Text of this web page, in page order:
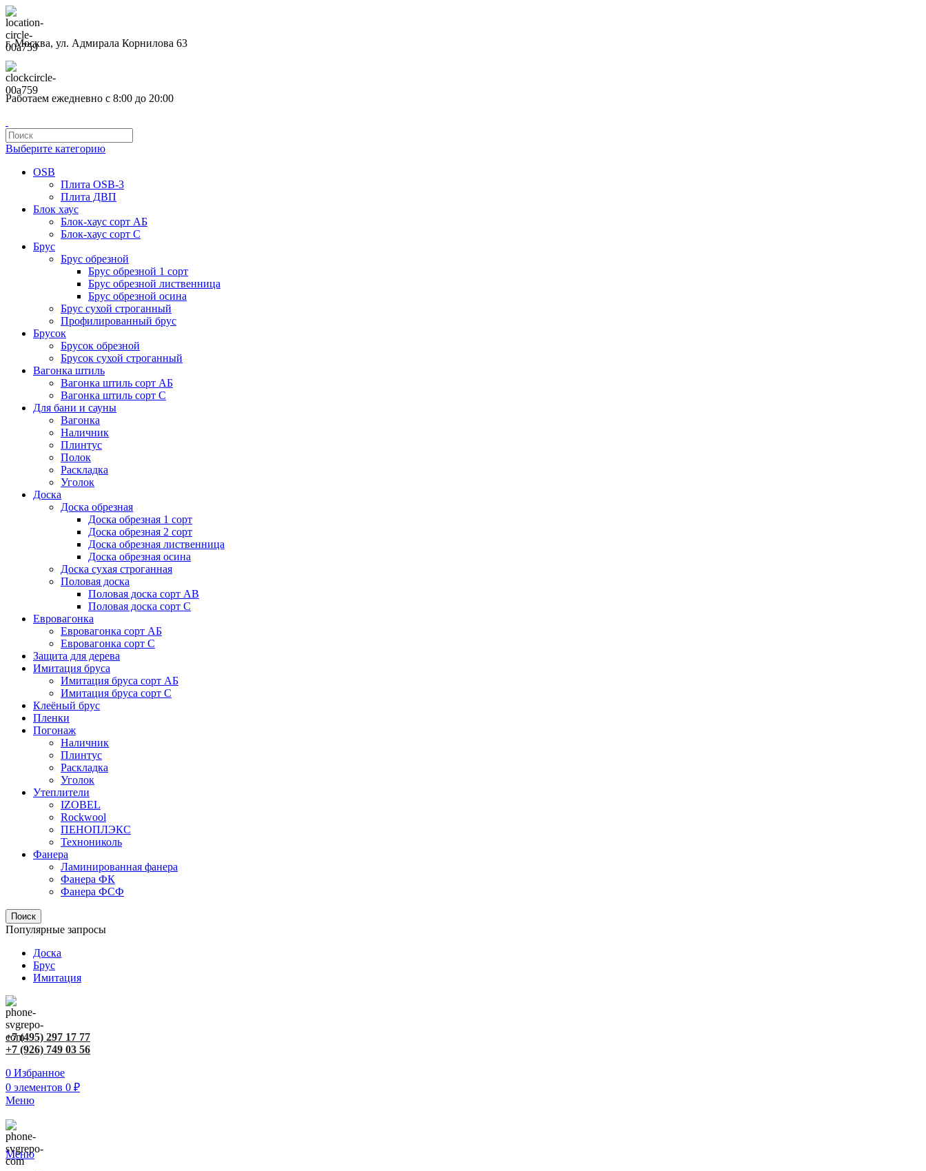
г. Москва, ул. Адмирала Корнилова 63
Работаем ежедневно с 8:00 до 20:00
Выберите категорию
OSB
Плита OSB-3
Плита ДВП
Блок хаус
Блок-хаус сорт АБ
Блок-хаус сорт С
Брус
Брус обрезной
Брус обрезной 1 сорт
Брус обрезной лиственница
Брус обрезной осина
Брус сухой строганный
Профилированный брус
Брусок
Брусок обрезной
Брусок сухой строганный
Вагонка штиль
Вагонка штиль сорт АБ
Вагонка штиль сорт С
Для бани и сауны
Вагонка
Наличник
Плинтус
Полок
Раскладка
Уголок
Доска
Доска обрезная
Доска обрезная 1 сорт
Доска обрезная 2 сорт
Доска обрезная лиственница
Доска обрезная осина
Доска сухая строганная
Половая доска
Половая доска сорт АВ
Половая доска сорт С
Евровагонка
Евровагонка сорт АБ
Евровагонка сорт С
Защита для дерева
Имитация бруса
Имитация бруса сорт АБ
Имитация бруса сорт С
Клеёный брус
Пленки
Погонаж
Наличник
Плинтус
Раскладка
Уголок
Утеплители
IZOBEL
Rockwool
ПЕНОПЛЭКС
Технониколь
Фанера
Ламинированная фанера
Фанера ФК
Фанера ФСФ
Поиск
Популярные запросы
Доска
Брус
Имитация
+7 (495) 297 17 77
+7 (926) 749 03 56
0 Избранное
0 элементов 0 ₽
Меню
Меню